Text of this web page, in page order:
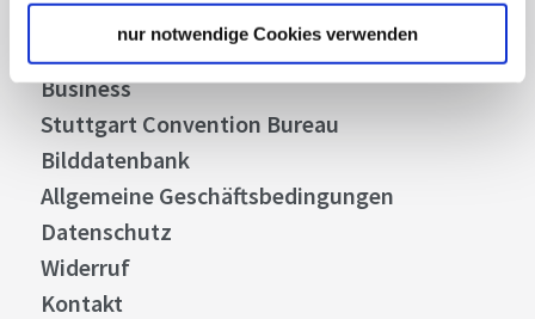
nur notwendige Cookies verwenden
Stellenangebote
Business
Stuttgart Convention Bureau
Bilddatenbank
Allgemeine Geschäftsbedingungen
Datenschutz
Widerruf
Kontakt